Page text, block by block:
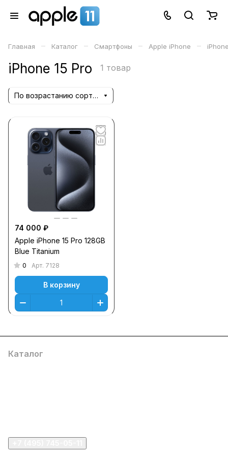
Главная – Каталог – Смартфоны – Apple iPhone –
iPhone 15 Pro 1 товар
По возрастанию сортировки
74 000 ₽
Apple iPhone 15 Pro 128GB
Blue Titanium
0 Арт. 7128
В корзину
Каталог